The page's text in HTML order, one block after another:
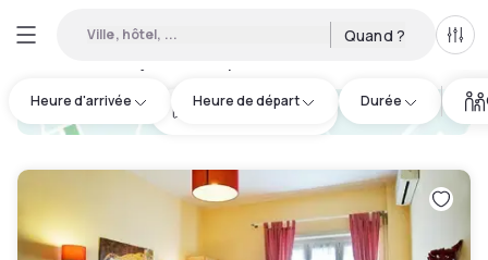
Ville, hôtel, ... Quand ?
Heure d'arrivée Heure de départ Durée
hotel.cta.view_map